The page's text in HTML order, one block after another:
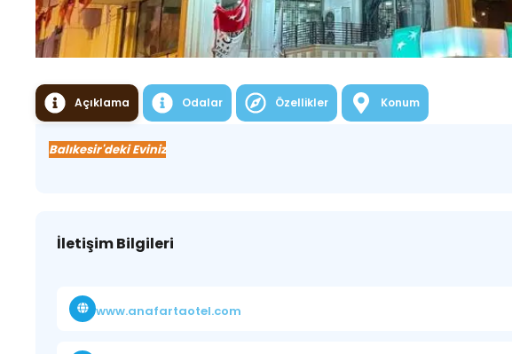
Açıklama Odalar Özellikler Konum
Balıkesir'deki Eviniz
İletişim Bilgileri
www.anafartaotel.com